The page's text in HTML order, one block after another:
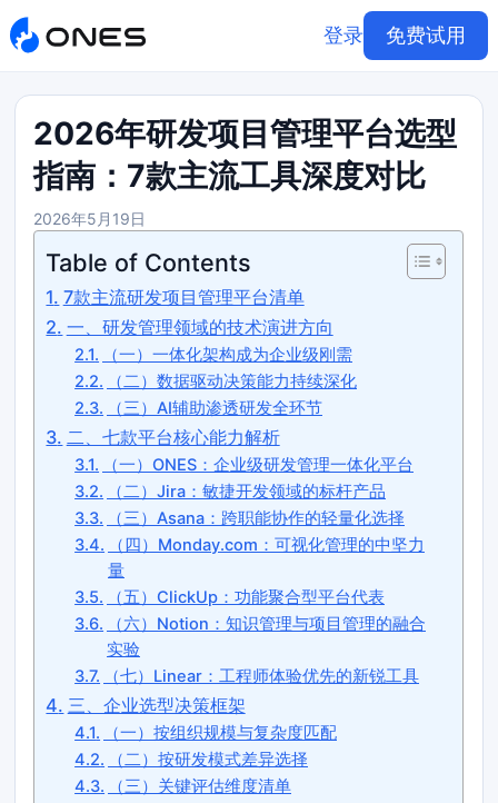
登录 免费试用
2026年研发项目管理平台选型
指南：7款主流工具深度对比
2026年5月19日
Table of Contents
7款主流研发项目管理平台清单
一、研发管理领域的技术演进方向
（一）一体化架构成为企业级刚需
（二）数据驱动决策能力持续深化
（三）AI辅助渗透研发全环节
二、七款平台核心能力解析
（一）ONES：企业级研发管理一体化平台
（二）Jira：敏捷开发领域的标杆产品
（三）Asana：跨职能协作的轻量化选择
（四）Monday.com：可视化管理的中坚力
量
（五）ClickUp：功能聚合型平台代表
（六）Notion：知识管理与项目管理的融合
实验
（七）Linear：工程师体验优先的新锐工具
三、企业选型决策框架
（一）按组织规模与复杂度匹配
（二）按研发模式差异选择
（三）关键评估维度清单